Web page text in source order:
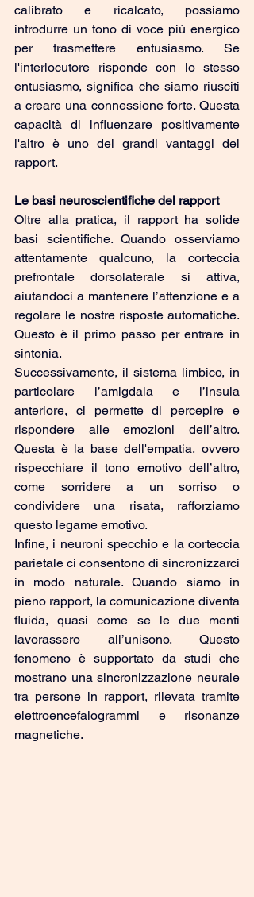
calibrato e ricalcato, possiamo
introdurre un tono di voce più energico
per trasmettere entusiasmo. Se
l'interlocutore risponde con lo stesso
entusiasmo, significa che siamo riusciti
a creare una connessione forte. Questa
capacità di influenzare positivamente
l'altro è uno dei grandi vantaggi del
rapport.
Le basi neuroscientifiche del rapport
Oltre alla pratica, il rapport ha solide
basi scientifiche. Quando osserviamo
attentamente qualcuno, la corteccia
prefrontale dorsolaterale si attiva,
aiutandoci a mantenere l’attenzione e a
regolare le nostre risposte automatiche.
Questo è il primo passo per entrare in
sintonia.
Successivamente, il sistema limbico, in
particolare l’amigdala e l’insula
anteriore, ci permette di percepire e
rispondere alle emozioni dell’altro.
Questa è la base dell'empatia, ovvero
rispecchiare il tono emotivo dell’altro,
come sorridere a un sorriso o
condividere una risata, rafforziamo
questo legame emotivo.
Infine, i neuroni specchio e la corteccia
parietale ci consentono di sincronizzarci
in modo naturale. Quando siamo in
pieno rapport, la comunicazione diventa
fluida, quasi come se le due menti
lavorassero all’unisono. Questo
fenomeno è supportato da studi che
mostrano una sincronizzazione neurale
tra persone in rapport, rilevata tramite
elettroencefalogrammi e risonanze
magnetiche.